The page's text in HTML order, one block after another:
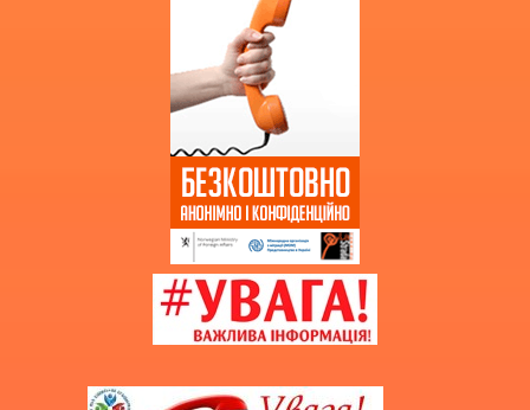
Витяг з протоколу про випуск
учнів (вихованців)
НМТ 2025